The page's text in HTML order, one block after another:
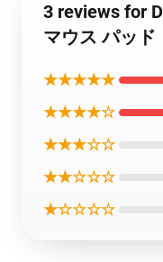
3 reviews for
マウス パッド
★★★★★
★★★★☆
★★★☆☆
★★☆☆☆
★☆☆☆☆